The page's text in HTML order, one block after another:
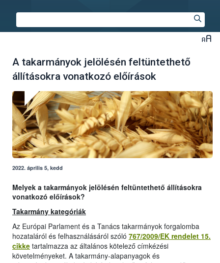
A takarmányok jelölésén feltüntethető
állításokra vonatkozó előírások
2022. április 5, kedd
Melyek a takarmányok jelölésén feltüntethető állításokra
vonatkozó előírások?
Takarmány kategóriák
Az Európai Parlament és a Tanács takarmányok forgalomba
hozataláról és felhasználásáról szóló 767/2009/EK rendelet 15.
cikke tartalmazza az általános kötelező címkézési
követelményeket. A takarmány-alapanyagok és